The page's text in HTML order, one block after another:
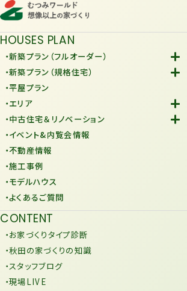
HOUSES PLAN
・新築プラン（フルオーダー）
-Fiore
・新築プラン（規格住宅）
-規格住宅
-KURAFIT
-JiU
・平屋プラン
・エリア
-潟上市
-由利本荘市
・中古住宅＆リノベーション
-中古住宅
-リノベーション
・イベント&内覧会情報
・不動産情報
・施工事例
・モデルハウス
・よくあるご質問
CONTENT
・お家づくりタイプ診断
・秋田の家づくりの知識
・スタッフブログ
・現場LIVE